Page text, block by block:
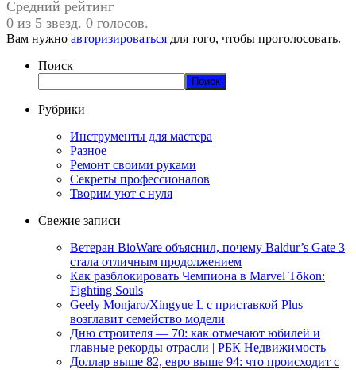
Средний рейтинг
0 из 5 звезд. 0 голосов.
Вам нужно авторизироваться для того, чтобы проголосовать.
Поиск
Поиск
Рубрики
Инструменты для мастера
Разное
Ремонт своими руками
Секреты профессионалов
Творим уют с нуля
Свежие записи
Ветеран BioWare объяснил, почему Baldur’s Gate 3
стала отличным продолжением
Как разблокировать Чемпиона в Marvel Tōkon:
Fighting Souls
Geely Monjaro/Xingyue L с приставкой Plus
возглавит семейство модели
Дню строителя — 70: как отмечают юбилей и
главные рекорды отрасли | РБК Недвижимость
Доллар выше 82, евро выше 94: что происходит с